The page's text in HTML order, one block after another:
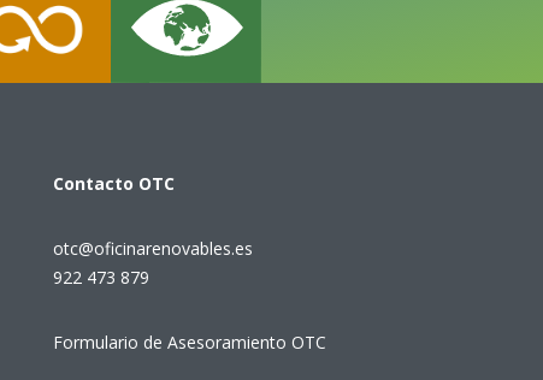
Contacto OTC
otc@oficinarenovables.es
922 473 879
Formulario de Asesoramiento OTC